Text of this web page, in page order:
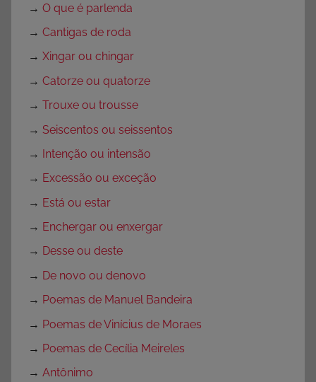
→ O que é parlenda
→ Cantigas de roda
→ Xingar ou chingar
→ Catorze ou quatorze
→ Trouxe ou trousse
→ Seiscentos ou seissentos
→ Intenção ou intensão
→ Excessão ou exceção
→ Está ou estar
→ Enchergar ou enxergar
→ Desse ou deste
→ De novo ou denovo
→ Poemas de Manuel Bandeira
→ Poemas de Vinícius de Moraes
→ Poemas de Cecília Meireles
→ Antônimo